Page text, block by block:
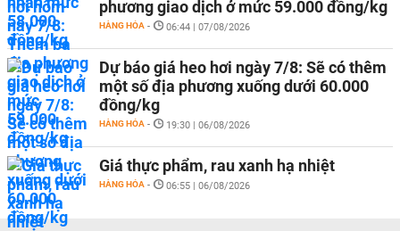
phương giao dịch ở mức 59.000 đồng/kg
HÀNG HÓA - 06:44 | 07/08/2026
Dự báo giá heo hơi ngày 7/8: Sẽ có thêm
một số địa phương xuống dưới 60.000
đồng/kg
HÀNG HÓA - 19:30 | 06/08/2026
Giá thực phẩm, rau xanh hạ nhiệt
HÀNG HÓA - 06:55 | 06/08/2026